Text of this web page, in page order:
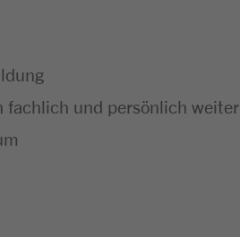
und persönlich weiter